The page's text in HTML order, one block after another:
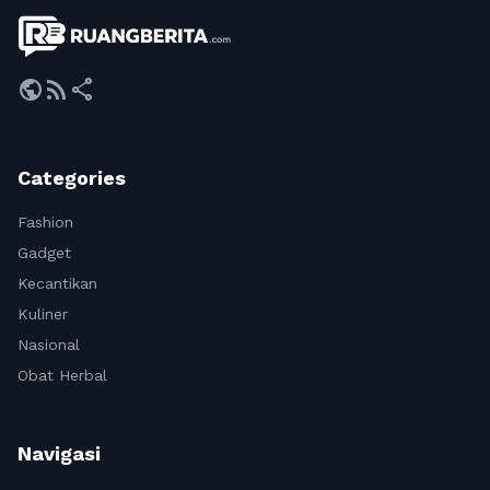
publicrss_feed share
Categories
Fashion
Gadget
Kecantikan
Kuliner
Nasional
Obat Herbal
Navigasi